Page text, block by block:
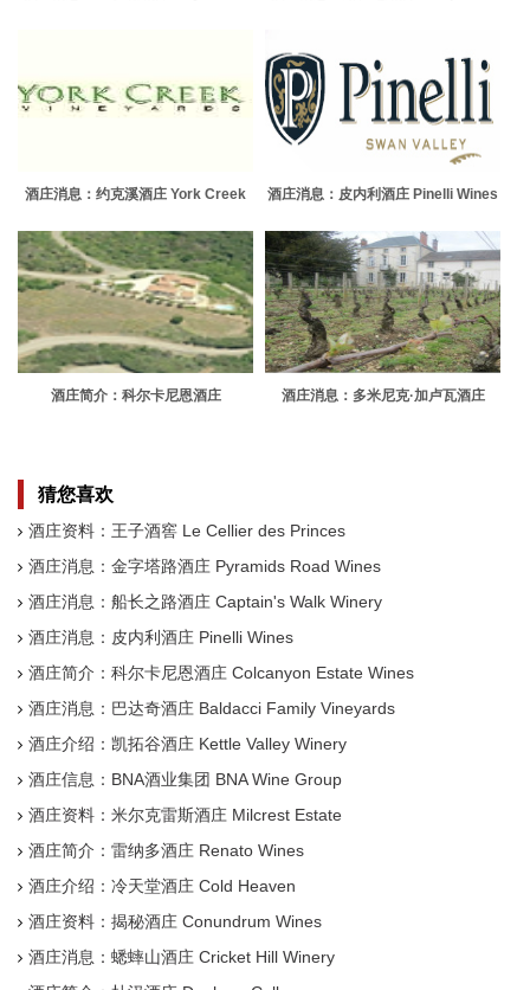
酒庄消息：约克溪酒庄 York Creek
酒庄消息：皮内利酒庄 Pinelli Wines
酒庄简介：科尔卡尼恩酒庄
酒庄消息：多米尼克·加卢瓦酒庄
猜您喜欢
酒庄资料：王子酒窖 Le Cellier des Princes
酒庄消息：金字塔路酒庄 Pyramids Road Wines
酒庄消息：船长之路酒庄 Captain's Walk Winery
酒庄消息：皮内利酒庄 Pinelli Wines
酒庄简介：科尔卡尼恩酒庄 Colcanyon Estate Wines
酒庄消息：巴达奇酒庄 Baldacci Family Vineyards
酒庄介绍：凯拓谷酒庄 Kettle Valley Winery
酒庄信息：BNA酒业集团 BNA Wine Group
酒庄资料：米尔克雷斯酒庄 Milcrest Estate
酒庄简介：雷纳多酒庄 Renato Wines
酒庄介绍：冷天堂酒庄 Cold Heaven
酒庄资料：揭秘酒庄 Conundrum Wines
酒庄消息：蟋蟀山酒庄 Cricket Hill Winery